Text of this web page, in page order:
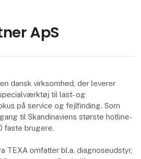
ApS
dansk virksomhed, der leverer
til last- og
på service og fejlfinding. Som
til Skandinaviens største hotline-
faste brugere.
TEXA omfatter bl.a. diagnoseudstyr,